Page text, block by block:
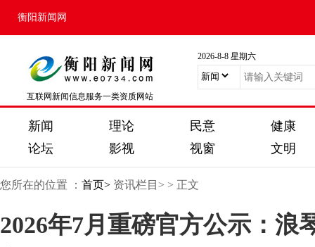
衡阳新闻网
互联网新闻信息服务一类资质网站
2026-8-8 星期六
新闻 理论 民意
健康
论坛
影视 视窗 文明
您所在的位置 ： 首页> 资讯栏目> > 正文
2026年7月重磅官方公示：